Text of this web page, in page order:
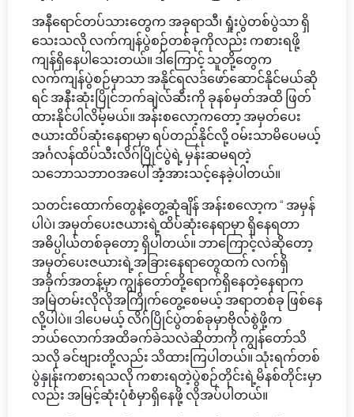
အနီရောင်တပ်သားတွေက အခုရာသီ၊ ရှုံးပွဲတစ်ပွဲသာ ရှိ
သေးသလို လက်ကျန်ပွဲစဉ်တစ်ခုကိုလည်း ကစားရဖို့
ကျန်ရှိနေပါသေးတယ်။ ဒါကြောင့် သူတို့တွေက
လက်ကျန်ပွဲစဉ်မှာသာ အနိုင်ရလဒ်ဖော်ဆောင်နိုင်မယ်ဆို
ရင် အနီးဆုံးပြိုင်ဘက်ချဲလ်ဆီးကို ခုနစ်မှတ်အထိ ဖြတ်
ထားနိုင်ပါလိမ့်မယ်။ အန်းစလော့ကတော့ အမှတ်ပေး
ဇယားထိပ်ဆုံးနေရာမှာ ရပ်တည်နိုင်လို့ ဝမ်းသာမိပေမယ့်
အင်္ဂလန်ထိပ်သီးလိဂ်ပြိုင်ပွဲရဲ့ မှန်းဆမရတဲ့
သဘောသဘာဝအပေါ် အံ့အားသင့်နေခဲ့ပါတယ်။
သတင်းထောက်တွေနဲ့တွေ့ဆုံချိန် အန်းစလော့က “ အမှန်
ပါပဲ၊ အမှတ်ပေးဇယားရဲ့ထိပ်ဆုံးနေရာမှာ ရှိနေရတာ
အဓိပ္ပါယ်တစ်ခုတော့ ရှိပါတယ်။ ဘာကြောင့်လဲဆိုတော့
အမှတ်ပေးဇယားရဲ့အခြားနေရာတွေထက် လက်ရှိ
အခိုက်အတန့်မှာ ကျွန်တော်တို့ရောက်ရှိနေတဲ့နေရာက
အမြဲတမ်းလိုလိုအကြိုက်တွေ့စေမယ့် အရာတစ်ခု ဖြစ်နေ
လို့ပါပဲ။ ဒါပေမယ့် လိဂ်ပြိုင်ပွဲတစ်ခုမှာဗိုလ်စွဲဖို့က
ဘယ်လောက်အထိခက်ခဲသလဲဆိုတာကို ကျွန်တော်သိ
သလို ခင်ဗျားတို့လည်း သိထားကြပါတယ်။ သုံးရက်တစ်
ပွဲနှုန်းကစားရသလို ကစားရတဲ့ပွဲစဉ်တိုင်းရဲ့မိနစ်တိုင်းမှာ
လည်း အမြင့်ဆုံးပုံစံမှာရှိနေဖို့ လိုအပ်ပါတယ်။